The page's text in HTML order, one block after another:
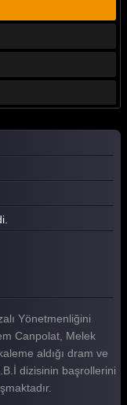
Yönetmenliğini
Canpolat, Melek
aldığı dram ve
dizisinin başrollerini